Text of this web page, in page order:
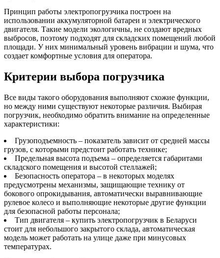
Принцип работы электропогрузчика построен на
использовании аккумуляторной батареи и электрического
двигателя. Такие модели экологичны, не создают вредных
выбросов, поэтому подходят для складских помещений любой
площади. У них минимальный уровень вибрации и шума, что
создает комфортные условия для оператора.
Критерии выбора погрузчика
Все виды такого оборудования выполняют схожие функции,
но между ними существуют некоторые различия. Выбирая
погрузчик, необходимо обратить внимание на определенные
характеристики:
Грузоподъемность – показатель зависит от средней массы
грузов, с которыми предстоит работать технике;
Предельная высота подъема – определяется габаритами
складского помещения и высотой стеллажей;
Безопасность оператора – в некоторых моделях
предусмотрены механизмы, защищающие технику от
бокового опрокидывания, автоматически выравнивающие
рулевое колесо и выполняющие некоторые другие функции
для безопасной работы персонала;
Тип двигателя – купить электропогрузчик в Беларуси
стоит для небольшого закрытого склада, автоматическая
модель может работать на улице даже при минусовых
температурах.